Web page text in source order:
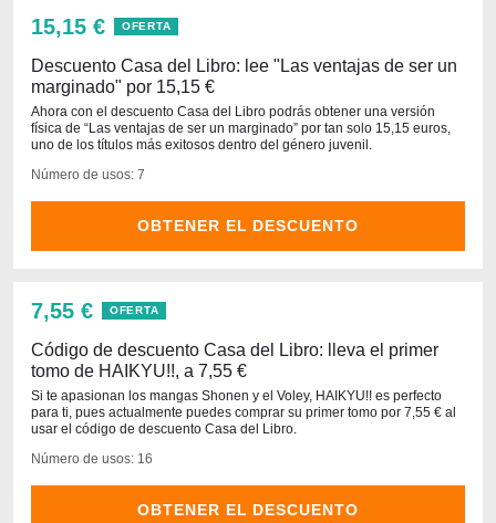
15,15 € OFERTA
Descuento Casa del Libro: lee "Las ventajas de ser un
marginado" por 15,15 €
Ahora con el descuento Casa del Libro podrás obtener una versión
física de “Las ventajas de ser un marginado” por tan solo 15,15 euros,
uno de los títulos más exitosos dentro del género juvenil.
Número de usos: 7
OBTENER EL DESCUENTO
7,55 € OFERTA
Código de descuento Casa del Libro: lleva el primer
tomo de HAIKYU!!, a 7,55 €
Si te apasionan los mangas Shonen y el Voley, HAIKYU!! es perfecto
para ti, pues actualmente puedes comprar su primer tomo por 7,55 € al
usar el código de descuento Casa del Libro.
Número de usos: 16
OBTENER EL DESCUENTO